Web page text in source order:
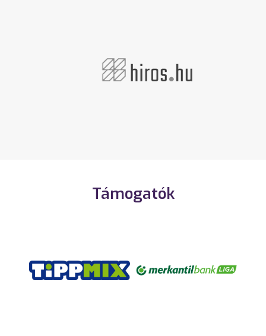
Támogatók